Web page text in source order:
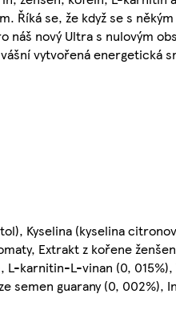
Říká se, že když se s
nový Ultra s nulovým
vytvořená energetická
Kyselina (kyselina
Extrakt z kořene
karnitin-L-vinan (0,
guarany (0, 002%),